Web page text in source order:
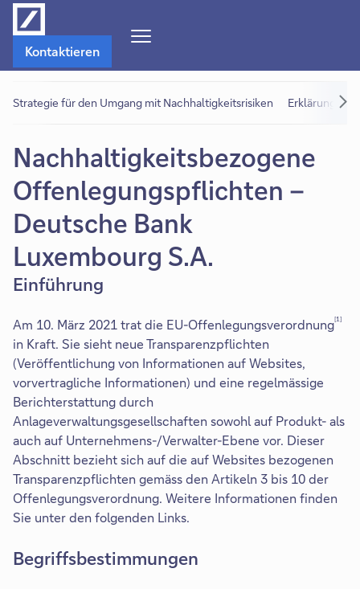
Menü
Kontaktieren
Strategie für den Umgang mit Nachhaltigkeitsrisiken Erklärung zu
Nachhaltigkeitsbezogene
Offenlegungspflichten –
Deutsche Bank
Luxembourg S.A.
Einführung
Am 10. März 2021 trat die EU-Offenlegungsverordnung[1]
in Kraft. Sie sieht neue Transparenzpflichten
(Veröffentlichung von Informationen auf Websites,
vorvertragliche Informationen) und eine regelmässige
Berichterstattung durch
Anlageverwaltungsgesellschaften sowohl auf Produkt- als
auch auf Unternehmens-/Verwalter-Ebene vor. Dieser
Abschnitt bezieht sich auf die auf Websites bezogenen
Transparenzpflichten gemäss den Artikeln 3 bis 10 der
Offenlegungsverordnung. Weitere Informationen finden
Sie unter den folgenden Links.
Begriffsbestimmungen